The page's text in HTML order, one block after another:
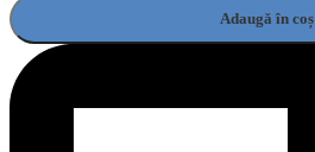
Adaugă în coș